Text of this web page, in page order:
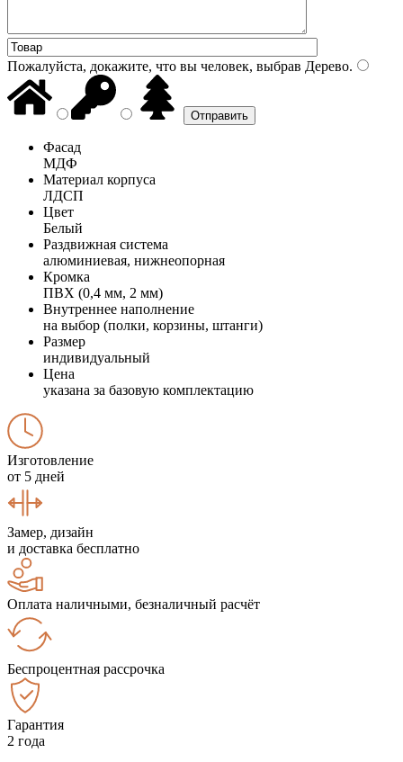
Пожалуйста, докажите, что вы человек, выбрав Дерево.
Фасад
МДФ
Материал корпуса
ЛДСП
Цвет
Белый
Раздвижная система
алюминиевая, нижнеопорная
Кромка
ПВХ (0,4 мм, 2 мм)
Внутреннее наполнение
на выбор (полки, корзины, штанги)
Размер
индивидуальный
Цена
указана за базовую комплектацию
Изготовление
от 5 дней
Замер, дизайн
и доставка бесплатно
Оплата наличными, безналичный расчёт
Беспроцентная рассрочка
Гарантия
2 года